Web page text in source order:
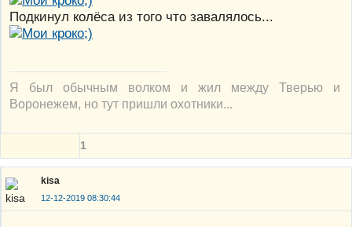
Подкинул колёса из того что завалялось...
Я был обычным волком и жил между Тверью и
Воронежем, но тут пришли охотники...
1
kisa
12-12-2019 08:30:44